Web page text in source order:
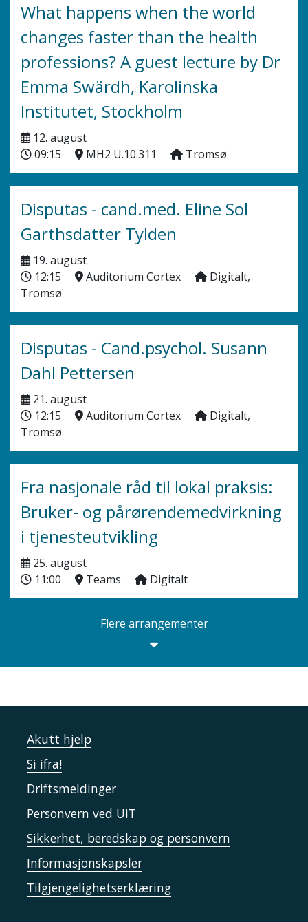
What happens when the world
changes faster than the health
professions? A guest lecture by Dr
Emma Swärdh, Karolinska
Institutet, Stockholm
12. august
09:15
MH2 U.10.311 Tromsø
Disputas - cand.med. Eline Sol
Garthsdatter Tylden
19. august
12:15
Auditorium Cortex
Digitalt,
Tromsø
Disputas - Cand.psychol. Susann
Dahl Pettersen
21. august
12:15
Auditorium Cortex
Digitalt,
Tromsø
Fra nasjonale råd til lokal praksis:
Bruker- og pårørendemedvirkning
i tjenesteutvikling
25. august
11:00
Teams Digitalt
Flere arrangementer
Akutt hjelp
Si ifra!
Driftsmeldinger
Personvern ved UiT
Sikkerhet, beredskap og personvern
Informasjonskapsler
Tilgjengelighetserklæring